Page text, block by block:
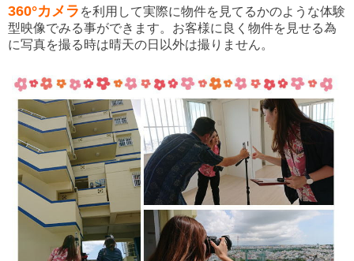
360°カメラ を利用して実際に物件を見てるかのような体験
型映像でみる事ができます。お客様に良く物件を見せる為
に写真を撮る時は晴天の日以外は撮りません。